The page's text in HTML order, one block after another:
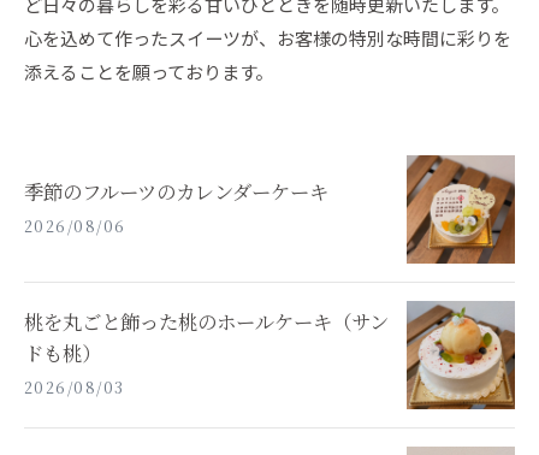
心を込めて作ったスイーツが、お客様の特別な時間に彩りを
添えることを願っております。
季節のフルーツのカレンダーケーキ
2026/08/06
桃を丸ごと飾った桃のホールケーキ（サン
ドも桃）
2026/08/03